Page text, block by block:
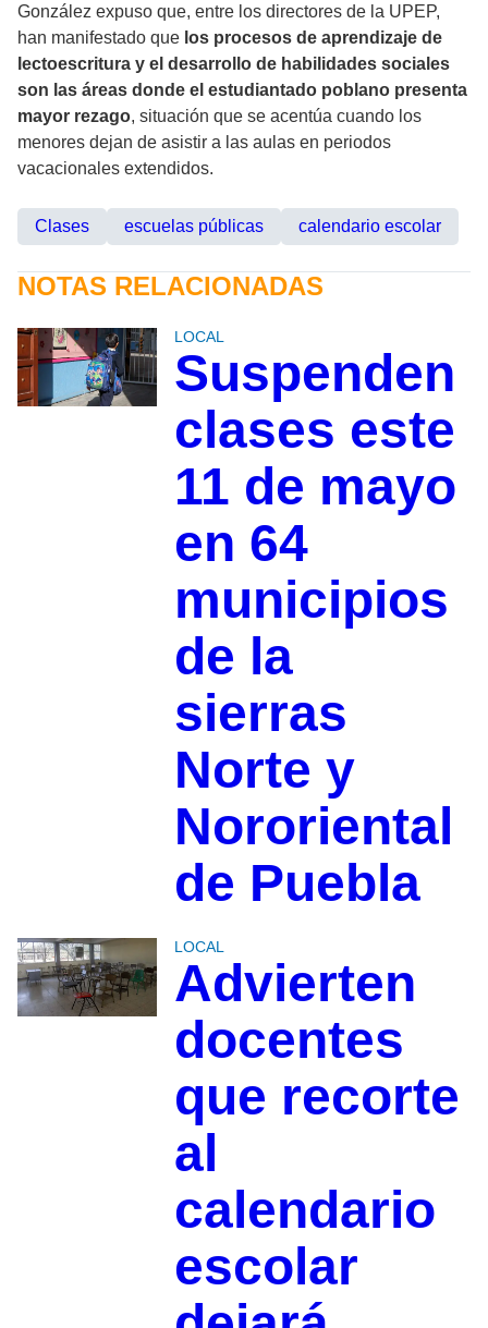
González expuso que, entre los directores de la UPEP,
han manifestado que los procesos de aprendizaje de
lectoescritura y el desarrollo de habilidades sociales
son las áreas donde el estudiantado poblano presenta
mayor rezago, situación que se acentúa cuando los
menores dejan de asistir a las aulas en periodos
vacacionales extendidos.
Clases escuelas públicas calendario escolar
NOTAS RELACIONADAS
LOCAL
Suspenden
clases este
11 de mayo
en 64
municipios
de la
sierras
Norte y
Nororiental
de Puebla
LOCAL
Advierten
docentes
que recorte
al
calendario
escolar